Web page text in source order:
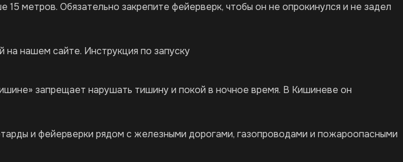
метров. Обязательно закрепите фейерверк, чтобы он не опрокинулся и не задел
на нашем сайте. Инструкция по запуску
запрещает нарушать тишину и покой в ночное время. В Кишиневе он
и фейерверки рядом с железными дорогами, газопроводами и пожароопасными